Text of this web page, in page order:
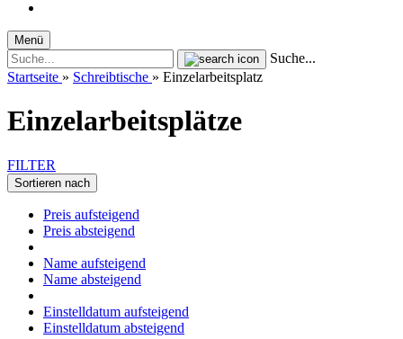
Menü
Suche...
Startseite » Schreibtische » Einzelarbeitsplatz
Einzelarbeitsplätze
FILTER
Sortieren nach
Preis aufsteigend
Preis absteigend
Name aufsteigend
Name absteigend
Einstelldatum aufsteigend
Einstelldatum absteigend